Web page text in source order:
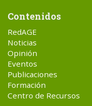
Contenidos
RedAGE
Noticias
Opinión
Eventos
Publicaciones
Formación
Centro de Recursos